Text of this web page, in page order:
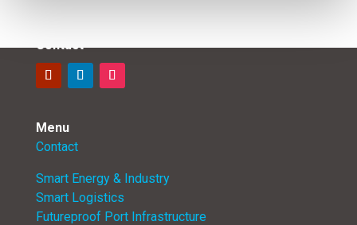
Contact
Menu
Contact
Smart Energy & Industry
Smart Logistics
Futureproof Port Infrastructure